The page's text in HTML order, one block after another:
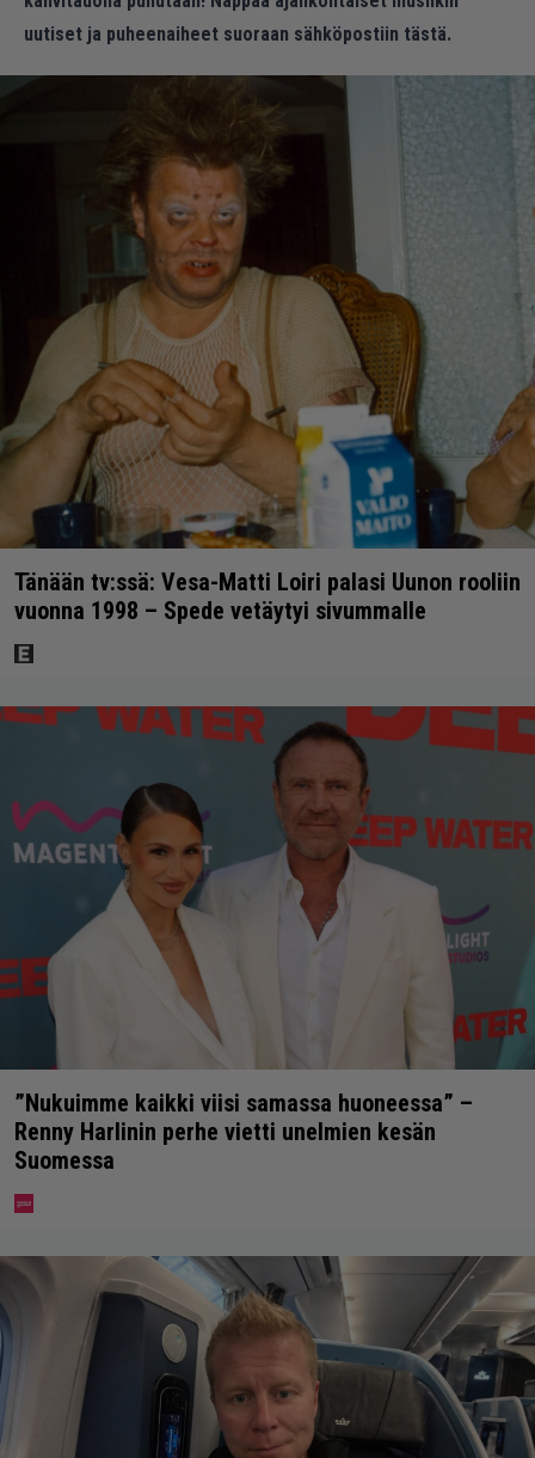
uutiset ja puheenaiheet suoraan sähköpostiin tästä.
Tänään tv:ssä: Vesa-Matti Loiri palasi Uunon rooliin
vuonna 1998 – Spede vetäytyi sivummalle
”Nukuimme kaikki viisi samassa huoneessa” –
Renny Harlinin perhe vietti unelmien kesän
Suomessa